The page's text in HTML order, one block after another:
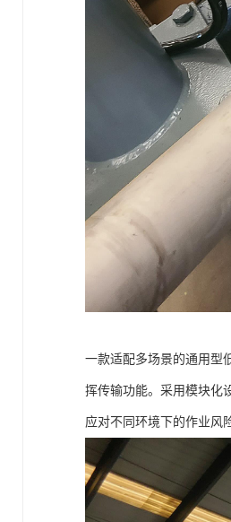
一款适配多场景的通用型
挥传输功能。采用模块化
应对不同环境下的作业风